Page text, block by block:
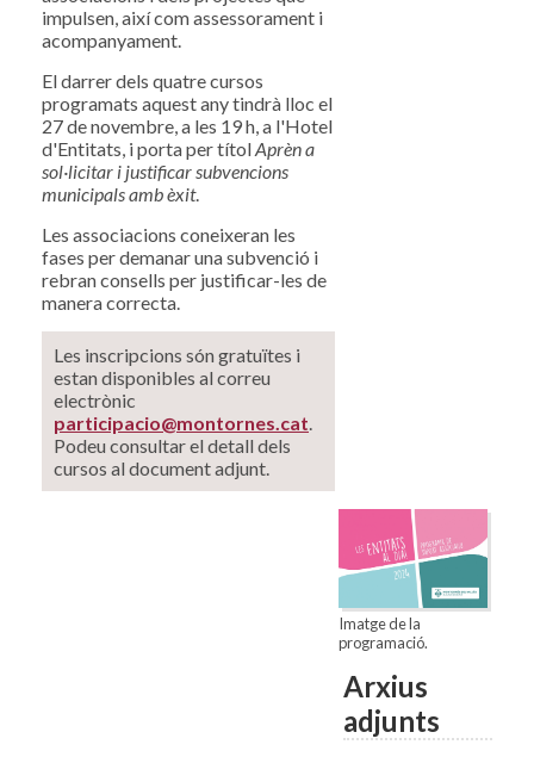
impulsen, així com assessorament i
acompanyament.
El darrer dels quatre cursos
programats aquest any tindrà lloc el
27 de novembre, a les 19 h, a l'Hotel
d'Entitats, i porta per títolAprèn a
sol·licitar i justificar subvencions
municipals amb èxit.
Les associacions coneixeran les
fases per demanar una subvenció i
rebran consells per justificar-les de
manera correcta.
Les inscripcions són gratuïtes i
estan disponibles al correu
electrònic
participacio@montornes.cat.
Podeu consultar el detall dels
cursos al document adjunt.
Imatge de la
programació.
Arxius
adjunts